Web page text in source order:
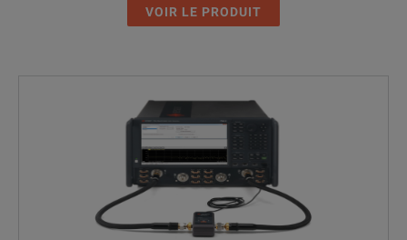
VOIR LE PRODUIT